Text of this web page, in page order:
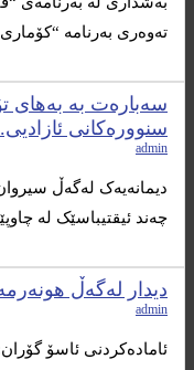
تەوەری بەرنامە
سەبارەت بە بەهای
سنوورەکانی
admin
دیمانەیەک لەگەڵ
چه‌ند ئیقتیباسێک له‌
دیدار لەگەڵ
admin
ئاماده‌کردنی ئاسۆ